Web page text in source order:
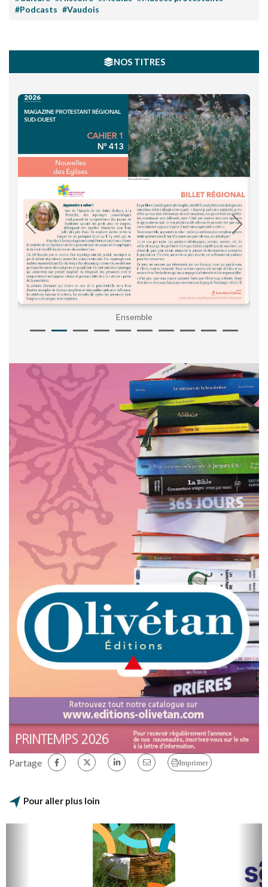
#Podcasts #Vaudois
NOS TITRES
Ensemble
Partage Imprimer
Pour aller plus loin